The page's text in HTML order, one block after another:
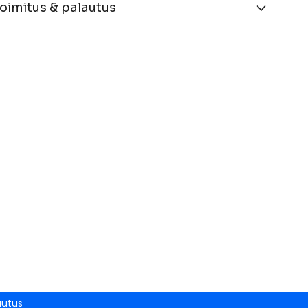
& palautus